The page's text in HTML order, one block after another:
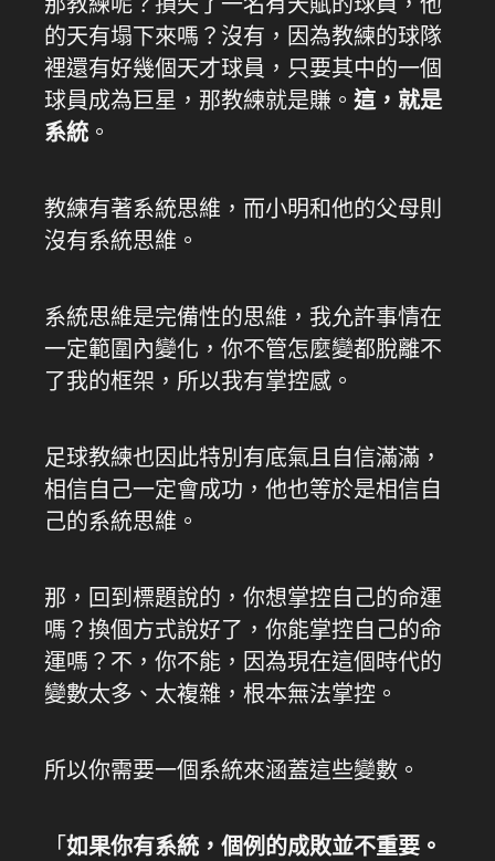
的天有塌下來嗎？沒有，因為教練的球隊
裡還有好幾個天才球員，只要其中的一個
球員成為巨星，那教練就是賺。 這，就是
系統 。
教練有著系統思維，而小明和他的父母則
沒有系統思維。
系統思維是完備性的思維，我允許事情在
一定範圍內變化，你不管怎麼變都脫離不
了我的框架，所以我有掌控感。
足球教練也因此特別有底氣且自信滿滿，
相信自己一定會成功，他也等於是相信自
己的系統思維。
那，回到標題說的，你想掌控自己的命運
嗎？換個方式說好了，你能掌控自己的命
運嗎？不，你不能，因為現在這個時代的
變數太多、太複雜，根本無法掌控。
所以你需要一個系統來涵蓋這些變數。
「 如果你有系統，個例的成敗並不重要。